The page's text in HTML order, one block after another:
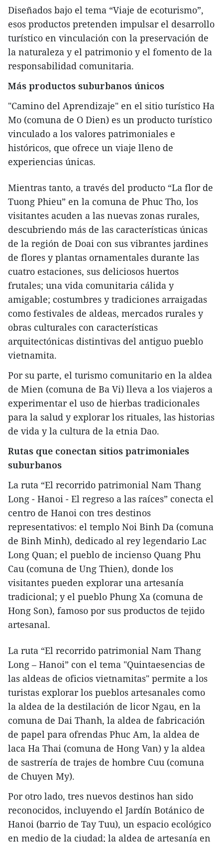
Diseñados bajo el tema “Viaje de ecoturismo”,
esos productos pretenden impulsar el desarrollo
turístico en vinculación con la preservación de
la naturaleza y el patrimonio y el fomento de la
responsabilidad comunitaria.
Más productos suburbanos únicos
"Camino del Aprendizaje" en el sitio turístico Ha
Mo (comuna de O Dien) es un producto turístico
vinculado a los valores patrimoniales e
históricos, que ofrece un viaje lleno de
experiencias únicas.
Mientras tanto, a través del producto “La flor de
Tuong Phieu” en la comuna de Phuc Tho, los
visitantes acuden a las nuevas zonas rurales,
descubriendo más de las características únicas
de la región de Doai con sus vibrantes jardines
de flores y plantas ornamentales durante las
cuatro estaciones, sus deliciosos huertos
frutales; una vida comunitaria cálida y
amigable; costumbres y tradiciones arraigadas
como festivales de aldeas, mercados rurales y
obras culturales con características
arquitectónicas distintivas del antiguo pueblo
vietnamita.
Por su parte, el turismo comunitario en la aldea
de Mien (comuna de Ba Vi) lleva a los viajeros a
experimentar el uso de hierbas tradicionales
para la salud y explorar los rituales, las historias
de vida y la cultura de la etnia Dao.
Rutas que conectan sitios patrimoniales
suburbanos
La ruta “El recorrido patrimonial Nam Thang
Long - Hanoi - El regreso a las raíces” conecta el
centro de Hanoi con tres destinos
representativos: el templo Noi Binh Da (comuna
de Binh Minh), dedicado al rey legendario Lac
Long Quan; el pueblo de incienso Quang Phu
Cau (comuna de Ung Thien), donde los
visitantes pueden explorar una artesanía
tradicional; y el pueblo Phung Xa (comuna de
Hong Son), famoso por sus productos de tejido
artesanal.
La ruta “El recorrido patrimonial Nam Thang
Long – Hanoi” con el tema "Quintaesencias de
las aldeas de oficios vietnamitas" permite a los
turistas explorar los pueblos artesanales como
la aldea de la destilación de licor Ngau, en la
comuna de Dai Thanh, la aldea de fabricación
de papel para ofrendas Phuc Am, la aldea de
laca Ha Thai (comuna de Hong Van) y la aldea
de sastrería de trajes de hombre Cuu (comuna
de Chuyen My).
Por otro lado, tres nuevos destinos han sido
reconocidos, incluyendo el Jardín Botánico de
Hanoi (barrio de Tay Tuu), un espacio ecológico
en medio de la ciudad; la aldea de artesanía en